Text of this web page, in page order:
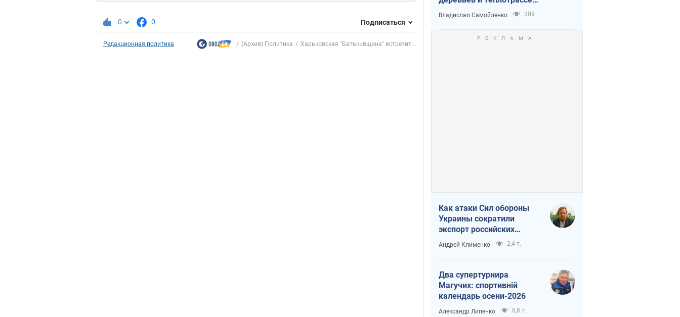
0 0 Подписаться
Редакционная политика (Архив) Политика Харьковская "Батькивщина" встретит...
что происходит на
Теремках в Киеве
Владислав Самойленко 309
Как атаки Сил обороны
Украины сократили
экспорт российских
нефтепродуктов
Андрей Клименко 2,4 т.
Два супертурнира
Магучих: спортивній
календарь осени-2026
Александр Липенко 6,8 т.